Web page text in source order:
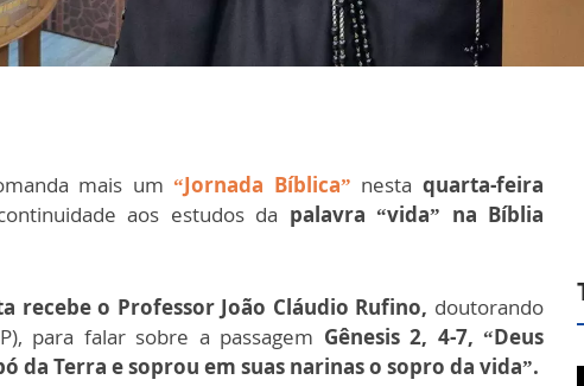
mais um “Jornada Bíblica” nestaquarta-feira
aos estudos da palavra “vida” na Bíblia
recebe o Professor João Cláudio Rufino, doutorando
para falar sobre a passagem Gênesis 2, 4-7, “Deus
da Terra e soprou em suas narinas o sopro da vida”.